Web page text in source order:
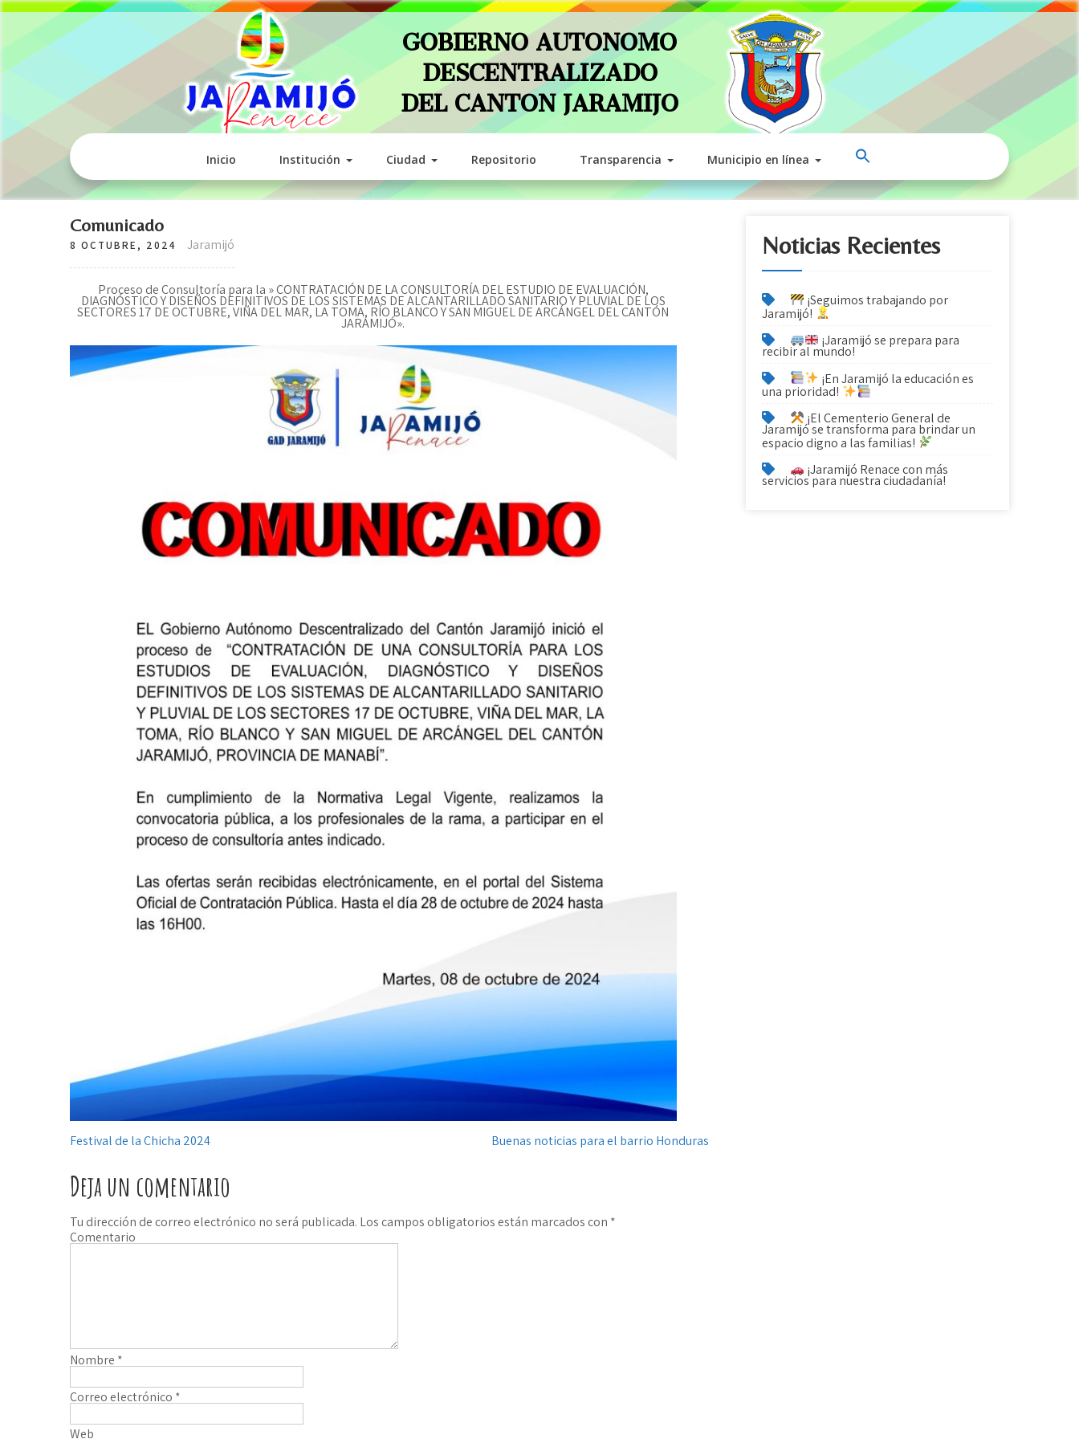
GOBIERNO AUTONOMO
DESCENTRALIZADO
DEL CANTON JARAMIJO
Inicio Institución Ciudad Repositorio Transparencia Municipio en línea
Comunicado
8 OCTUBRE, 2024 Jaramijó
Proceso de Consultoría para la » CONTRATACIÓN DE LA CONSULTORÍA DEL ESTUDIO DE EVALUACIÓN,
DIAGNÓSTICO Y DISEÑOS DEFINITIVOS DE LOS SISTEMAS DE ALCANTARILLADO SANITARIO Y PLUVIAL DE LOS
SECTORES 17 DE OCTUBRE, VIÑA DEL MAR, LA TOMA, RÍO BLANCO Y SAN MIGUEL DE ARCÁNGEL DEL CANTÓN
JARAMIJÓ».
N
a
v
e
i
ó
n
Festival de la Chicha 2024 Buenas noticias para el barrio Honduras
Deja un comentario
Tu dirección de correo electrónico no será publicada. Los campos obligatorios están marcados con *
Comentario
Nombre *
Correo electrónico *
Web
Noticias Recientes
¡Seguimos trabajando por
Jaramijó!
¡Jaramijó se prepara para
recibir al mundo!
¡En Jaramijó la educación es
una prioridad!
¡El Cementerio General de
Jaramijó se transforma para brindar un
espacio digno a las familias!
¡Jaramijó Renace con más
servicios para nuestra ciudadanía!